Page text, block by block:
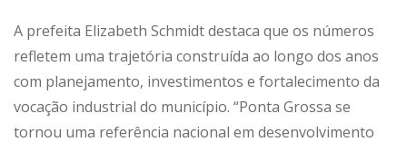
A prefeita Elizabeth Schmidt destaca que os números
refletem uma trajetória construída ao longo dos anos
com planejamento, investimentos e fortalecimento da
vocação industrial do município. “Ponta Grossa se
tornou uma referência nacional em desenvolvimento